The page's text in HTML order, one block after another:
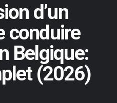
d’un
conduire
Belgique:
(2026)